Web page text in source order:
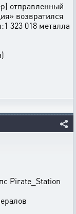
отправленный
возвратился
323 018 металла
Pirate_Station